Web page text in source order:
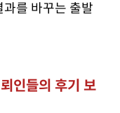
를 바꾸는 출발
인들의 후기 보